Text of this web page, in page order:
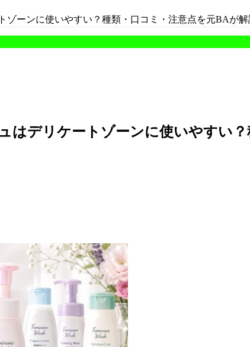
ゾーンに使いやすい？種類・口コミ・注意点を元BAが解
はデリケートゾーンに使いやすい